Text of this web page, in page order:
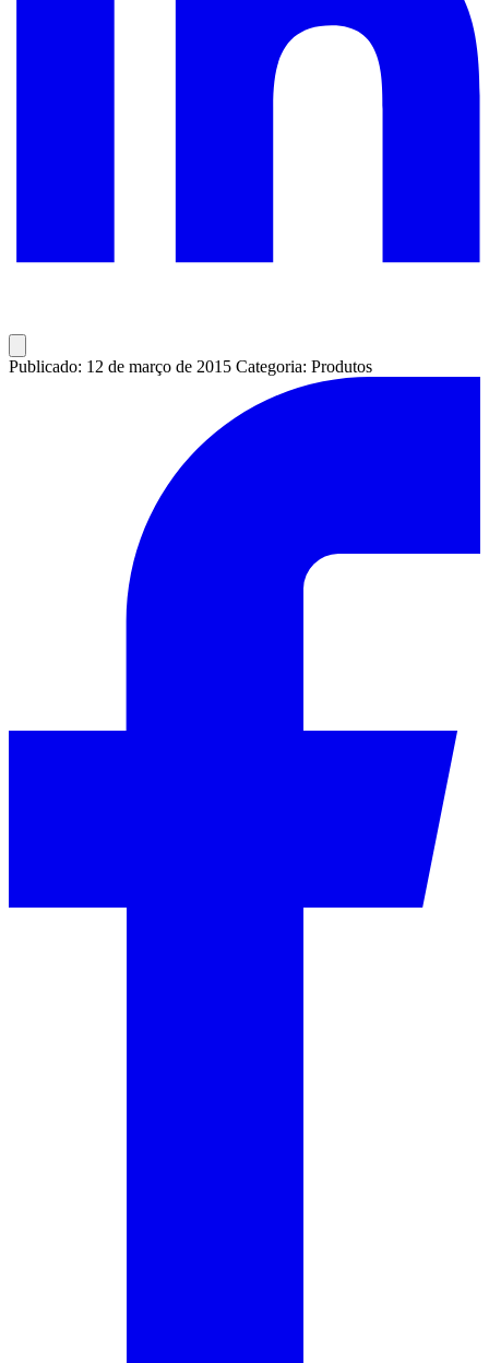
Publicado: 12 de março de 2015 Categoria: Produtos